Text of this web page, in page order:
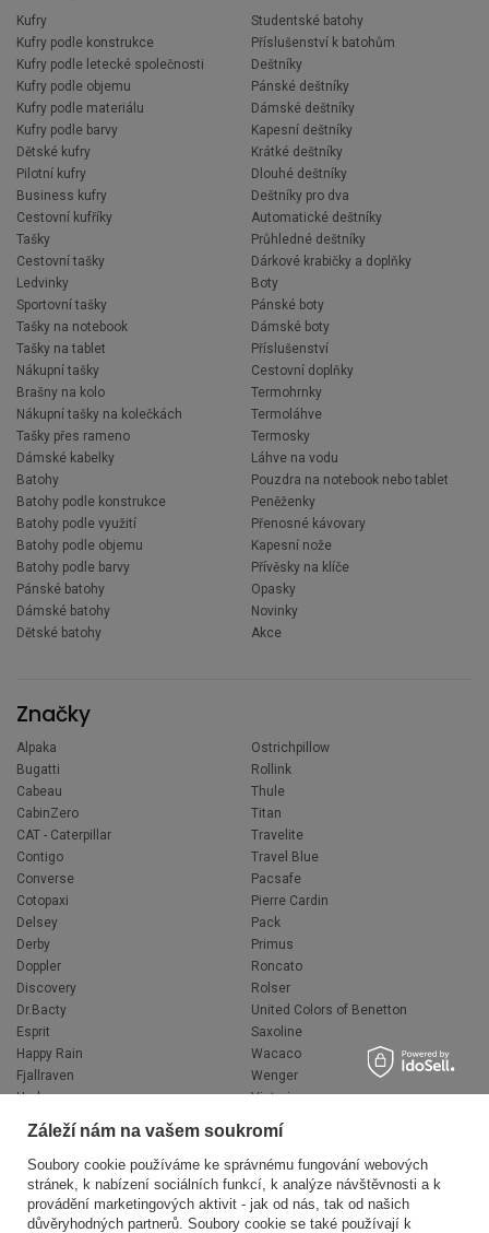
Kufry
Kufry podle konstrukce
Kufry podle letecké společnosti
Kufry podle objemu
Kufry podle materiálu
Kufry podle barvy
Dětské kufry
Pilotní kufry
Business kufry
Cestovní kufříky
Tašky
Cestovní tašky
Ledvinky
Sportovní tašky
Tašky na notebook
Tašky na tablet
Nákupní tašky
Brašny na kolo
Nákupní tašky na kolečkách
Tašky přes rameno
Dámské kabelky
Batohy
Batohy podle konstrukce
Batohy podle využití
Batohy podle objemu
Batohy podle barvy
Pánské batohy
Dámské batohy
Dětské batohy
Studentské batohy
Příslušenství k batohům
Deštníky
Pánské deštníky
Dámské deštníky
Kapesní deštníky
Krátké deštníky
Dlouhé deštníky
Deštníky pro dva
Automatické deštníky
Průhledné deštníky
Dárkové krabičky a doplňky
Boty
Pánské boty
Dámské boty
Příslušenství
Cestovní doplňky
Termohrnky
Termoláhve
Termosky
Láhve na vodu
Pouzdra na notebook nebo tablet
Peněženky
Přenosné kávovary
Kapesní nože
Přívěsky na klíče
Opasky
Novinky
Akce
Značky
Alpaka
Bugatti
Cabeau
CabinZero
CAT - Caterpillar
Contigo
Converse
Cotopaxi
Delsey
Derby
Doppler
Discovery
Dr.Bacty
Esprit
Happy Rain
Fjallraven
Hedgren
Jeep
Knirps
LEGO
National Geographic
Ogio
Ostrichpillow
Rollink
Thule
Titan
Travelite
Travel Blue
Pacsafe
Pierre Cardin
Pack
Primus
Roncato
Rolser
United Colors of Benetton
Saxoline
Wacaco
Wenger
Victorinox
XD Design
Zojirushi
Muitomas
FLYNKA
VANS
Záleží nám na vašem soukromí
Soubory cookie používáme ke správnému fungování webových
stránek, k nabízení sociálních funkcí, k analýze návštěvnosti a k
provádění marketingových aktivit - jak od nás, tak od našich
důvěryhodných partnerů. Soubory cookie se také používají k